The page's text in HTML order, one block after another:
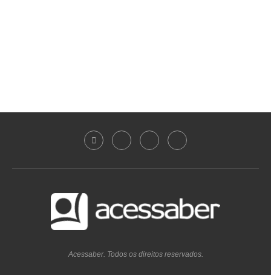
Acessaber. Todos os direitos reservados.